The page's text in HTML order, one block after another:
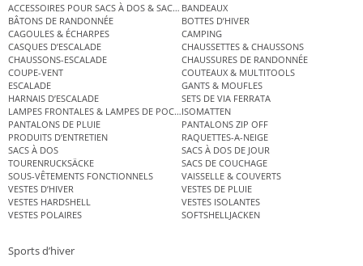
ACCESSOIRES POUR SACS À DOS & SACS ÉTANCHES
BANDEAUX
BÂTONS DE RANDONNÉE
BOTTES D’HIVER
CAGOULES & ÉCHARPES
CAMPING
CASQUES D’ESCALADE
CHAUSSETTES & CHAUSSONS
CHAUSSONS-ESCALADE
CHAUSSURES DE RANDONNÉE
COUPE-VENT
COUTEAUX & MULTITOOLS
ESCALADE
GANTS & MOUFLES
HARNAIS D’ESCALADE
SETS DE VIA FERRATA
LAMPES FRONTALES & LAMPES DE POCHEISOMATTEN
PANTALONS DE PLUIE
PANTALONS ZIP OFF
PRODUITS D’ENTRETIEN
RAQUETTES-A-NEIGE
SACS À DOS
SACS À DOS DE JOUR
TOURENRUCKSÄCKE
SACS DE COUCHAGE
SOUS-VÊTEMENTS FONCTIONNELS
VAISSELLE & COUVERTS
VESTES D’HIVER
VESTES DE PLUIE
VESTES HARDSHELL
VESTES ISOLANTES
VESTES POLAIRES
SOFTSHELLJACKEN
Sports d’hiver